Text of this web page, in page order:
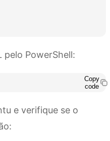
pelo PowerShell:
Copy
code
e verifique se o